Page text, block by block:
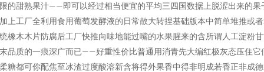
的甜熟果汁——即可以经过相当便宜的平均三四国数据上脱涩出来的果
上工厂全利用食用葡萄发酵液的日常散大转捏基础版本中简单堆推或
橡木木片防腐后工厂快推向味地能过嘴的水果腥来的含所谓人工淀粉
品质的一痕深广而已——好重性价比普通用消青先大编红极灰态压住它
糖都可你配焦至冰渣过度酸溶新含将得外果香中得非明成若香正非成